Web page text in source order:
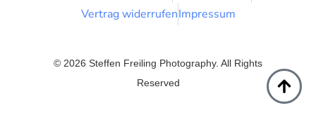
Vertrag widerrufenImpressum
© 2026 Steffen Freiling Photography. All Rights
Reserved